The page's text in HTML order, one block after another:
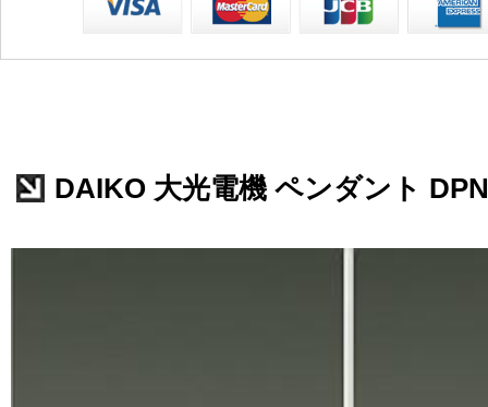
DAIKO 大光電機 ペンダント